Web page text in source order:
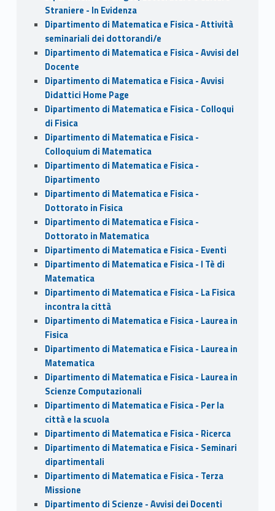
Straniere - In Evidenza
Dipartimento di Matematica e Fisica - Attività
seminariali dei dottorandi/e
Dipartimento di Matematica e Fisica - Avvisi del
Docente
Dipartimento di Matematica e Fisica - Avvisi
Didattici Home Page
Dipartimento di Matematica e Fisica - Colloqui
di Fisica
Dipartimento di Matematica e Fisica -
Colloquium di Matematica
Dipartimento di Matematica e Fisica -
Dipartimento
Dipartimento di Matematica e Fisica -
Dottorato in Fisica
Dipartimento di Matematica e Fisica -
Dottorato in Matematica
Dipartimento di Matematica e Fisica - Eventi
Dipartimento di Matematica e Fisica - I Tè di
Matematica
Dipartimento di Matematica e Fisica - La Fisica
incontra la città
Dipartimento di Matematica e Fisica - Laurea in
Fisica
Dipartimento di Matematica e Fisica - Laurea in
Matematica
Dipartimento di Matematica e Fisica - Laurea in
Scienze Computazionali
Dipartimento di Matematica e Fisica - Per la
città e la scuola
Dipartimento di Matematica e Fisica - Ricerca
Dipartimento di Matematica e Fisica - Seminari
dipartimentali
Dipartimento di Matematica e Fisica - Terza
Missione
Dipartimento di Scienze - Avvisi dei Docenti